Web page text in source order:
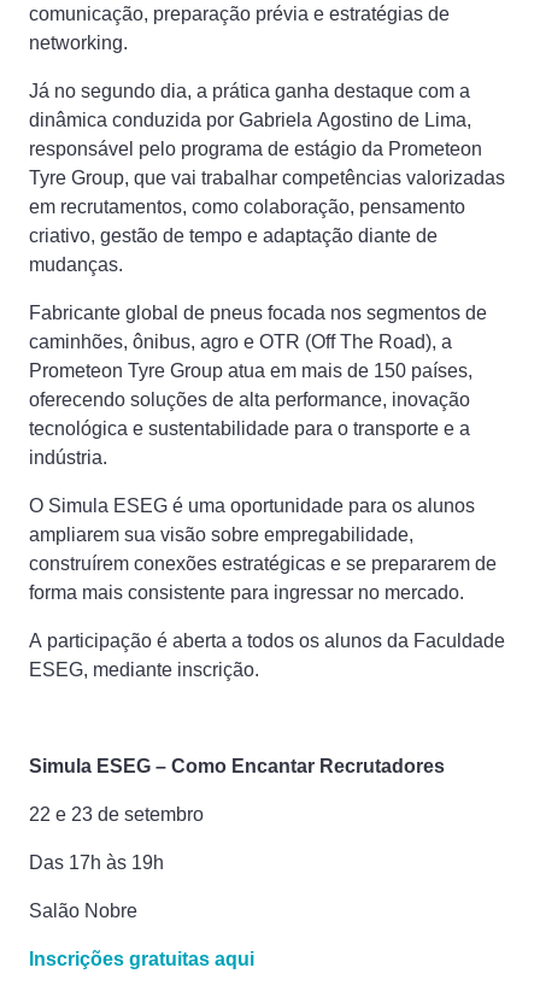
comunicação, preparação prévia e estratégias de
networking.
Já no segundo dia, a prática ganha destaque com a
dinâmica conduzida por Gabriela Agostino de Lima,
responsável pelo programa de estágio da Prometeon
Tyre Group, que vai trabalhar competências valorizadas
em recrutamentos, como colaboração, pensamento
criativo, gestão de tempo e adaptação diante de
mudanças.
Fabricante global de pneus focada nos segmentos de
caminhões, ônibus, agro e OTR (Off The Road), a
Prometeon Tyre Group atua em mais de 150 países,
oferecendo soluções de alta performance, inovação
tecnológica e sustentabilidade para o transporte e a
indústria.
O Simula ESEG é uma oportunidade para os alunos
ampliarem sua visão sobre empregabilidade,
construírem conexões estratégicas e se prepararem de
forma mais consistente para ingressar no mercado.
A participação é aberta a todos os alunos da Faculdade
ESEG, mediante inscrição.
Simula ESEG – Como Encantar Recrutadores
22 e 23 de setembro
Das 17h às 19h
Salão Nobre
Inscrições gratuitas aqui